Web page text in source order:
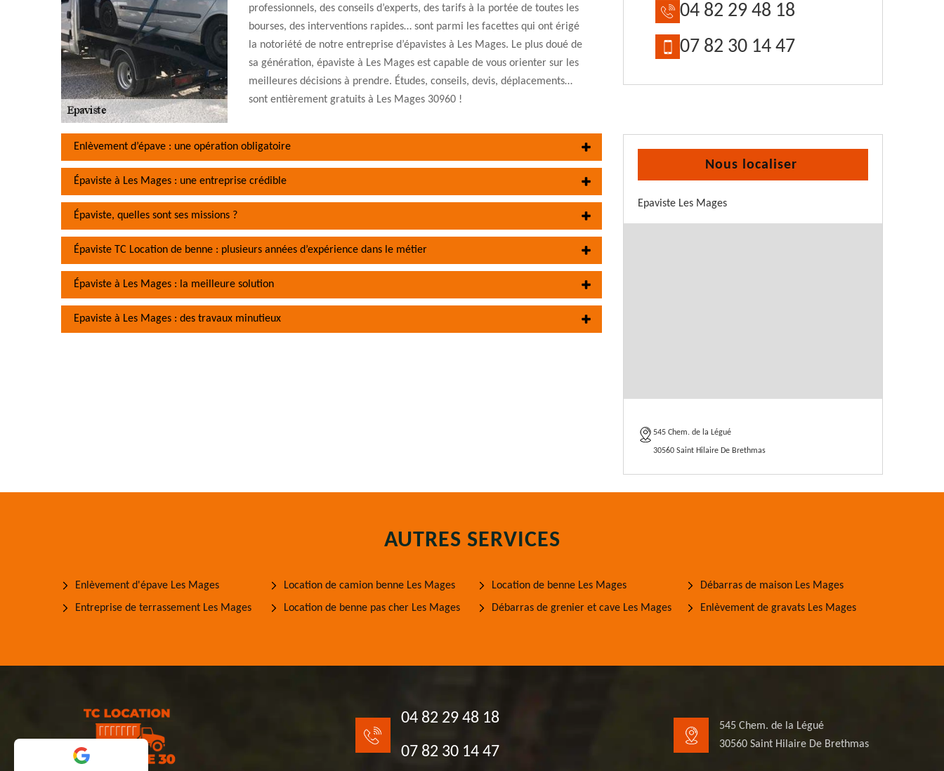
professionnels, des conseils d’experts, des tarifs à la portée de toutes les
bourses, des interventions rapides… sont parmi les facettes qui ont érigé
la notoriété de notre entreprise d’épavistes à Les Mages. Le plus doué de
sa génération, épaviste à Les Mages est capable de vous orienter sur les
meilleures décisions à prendre. Études, conseils, devis, déplacements…
sont entièrement gratuits à Les Mages 30960 !
Enlèvement d’épave : une opération obligatoire
Épaviste à Les Mages : une entreprise crédible
Épaviste, quelles sont ses missions ?
Épaviste TC Location de benne : plusieurs années d’expérience dans le métier
Épaviste à Les Mages : la meilleure solution
Epaviste à Les Mages : des travaux minutieux
04 82 29 48 18
07 82 30 14 47
Nous localiser
Epaviste Les Mages
545 Chem. de la Légué
30560 Saint Hilaire De Brethmas
AUTRES SERVICES
Enlèvement d'épave Les Mages
Entreprise de terrassement Les Mages
Location de camion benne Les Mages
Location de benne pas cher Les Mages
Location de benne Les Mages
Débarras de grenier et cave Les Mages
Débarras de maison Les Mages
Enlèvement de gravats Les Mages
04 82 29 48 18
07 82 30 14 47
545 Chem. de la Légué
30560 Saint Hilaire De Brethmas